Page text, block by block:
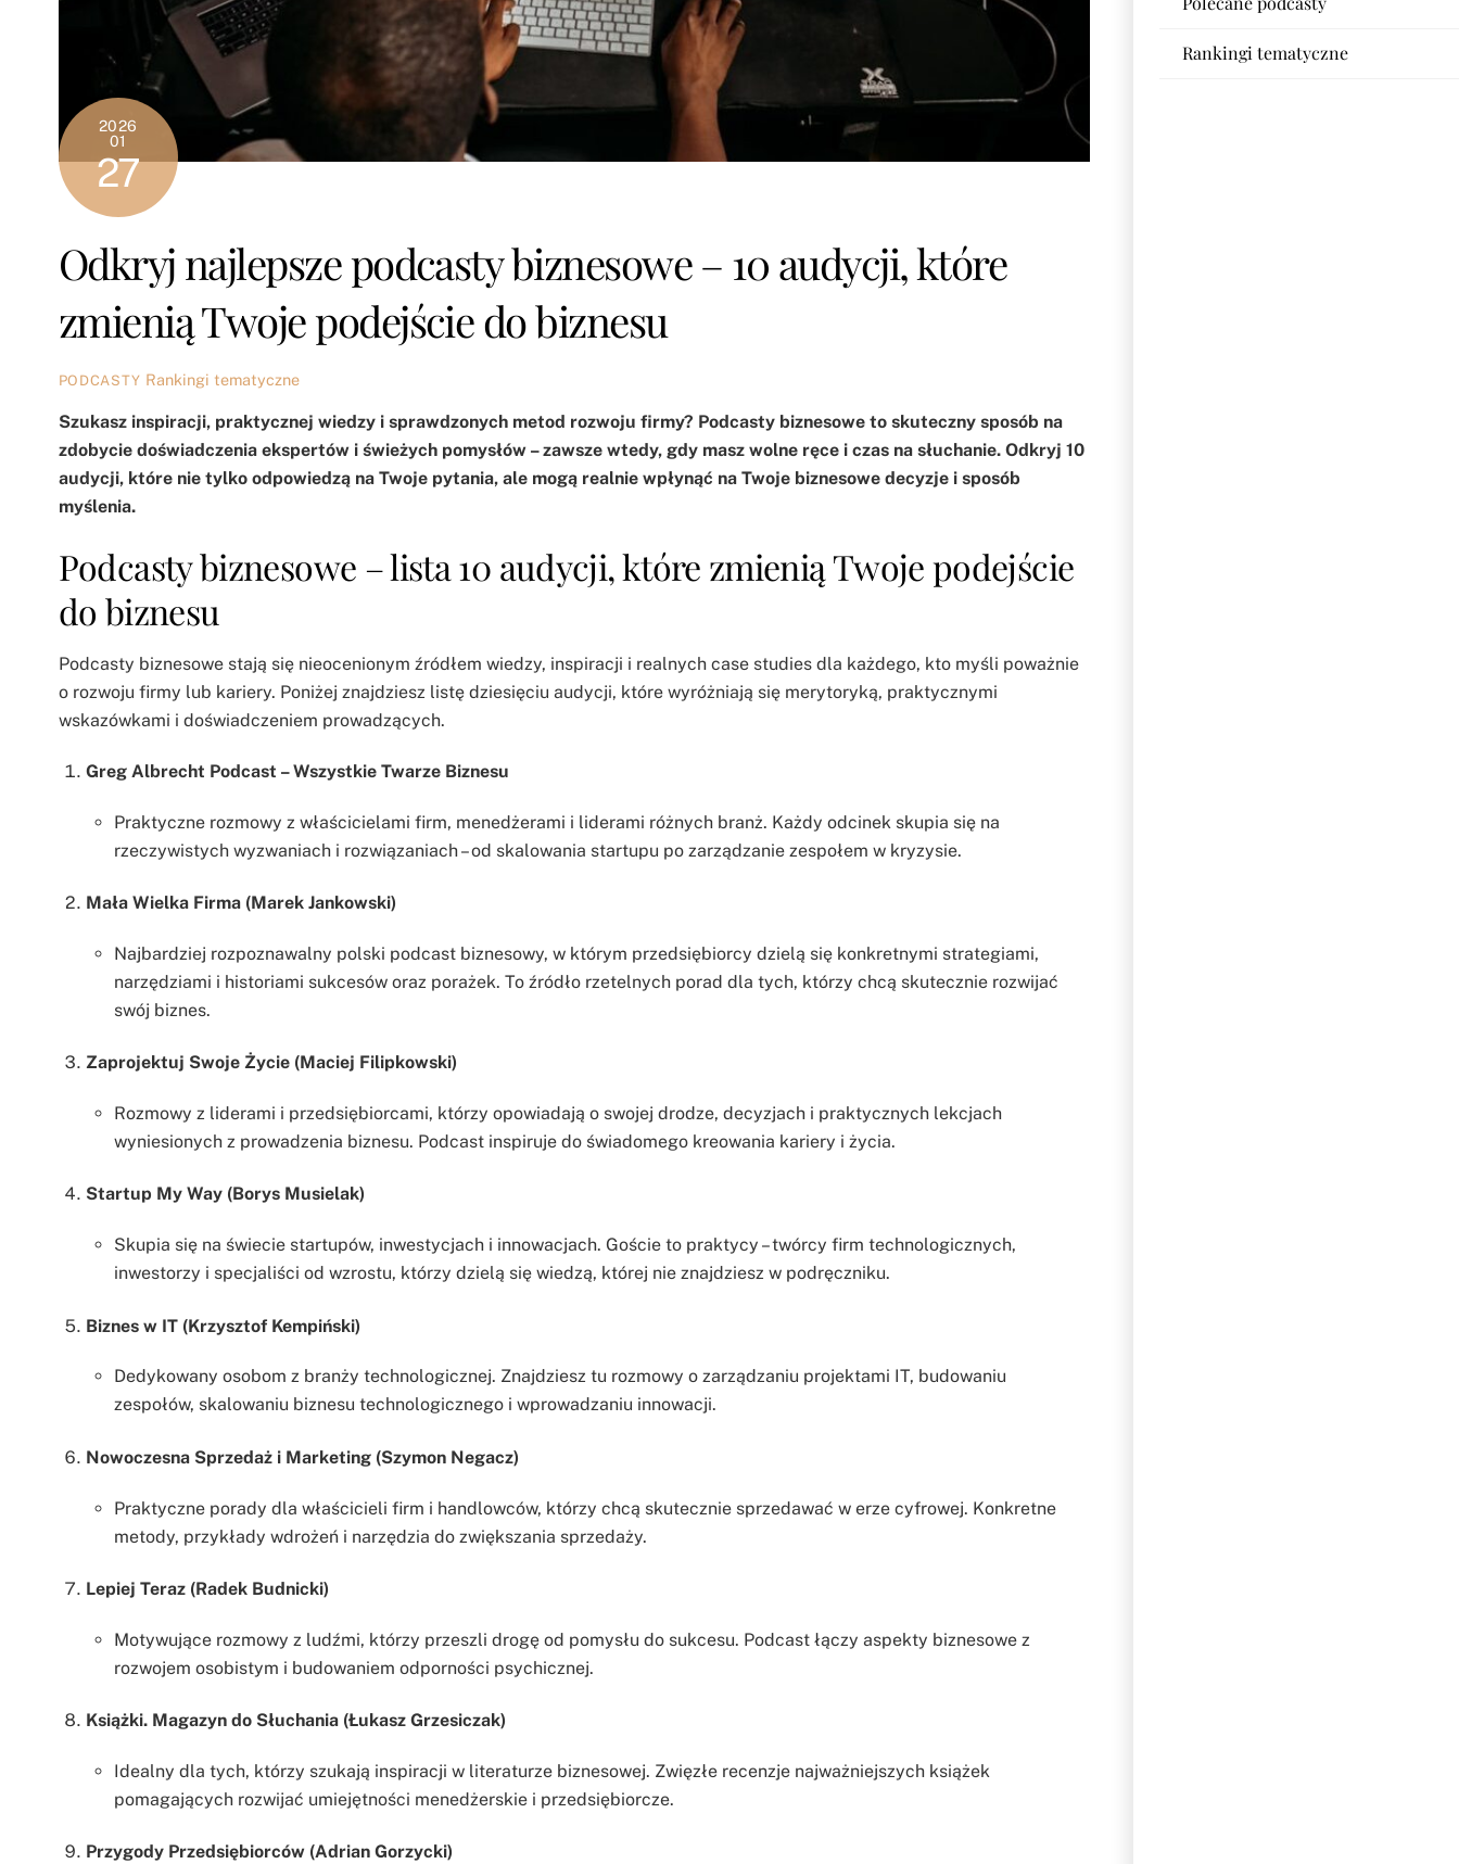
Rankingi tematyczne
2026
01
27
Odkryj najlepsze podcasty biznesowe – 10 audycji, które
zmienią Twoje podejście do biznesu
PODCASTY Rankingi tematyczne
Szukasz inspiracji, praktycznej wiedzy i sprawdzonych metod rozwoju firmy? Podcasty biznesowe to skuteczny sposób na
zdobycie doświadczenia ekspertów i świeżych pomysłów – zawsze wtedy, gdy masz wolne ręce i czas na słuchanie. Odkryj 10
audycji, które nie tylko odpowiedzą na Twoje pytania, ale mogą realnie wpłynąć na Twoje biznesowe decyzje i sposób
myślenia.
Podcasty biznesowe – lista 10 audycji, które zmienią Twoje podejście
do biznesu
Podcasty biznesowe stają się nieocenionym źródłem wiedzy, inspiracji i realnych case studies dla każdego, kto myśli poważnie
o rozwoju firmy lub kariery. Poniżej znajdziesz listę dziesięciu audycji, które wyróżniają się merytoryką, praktycznymi
wskazówkami i doświadczeniem prowadzących.
Greg Albrecht Podcast – Wszystkie Twarze Biznesu
Praktyczne rozmowy z właścicielami firm, menedżerami i liderami różnych branż. Każdy odcinek skupia się na
rzeczywistych wyzwaniach i rozwiązaniach – od skalowania startupu po zarządzanie zespołem w kryzysie.
Mała Wielka Firma (Marek Jankowski)
Najbardziej rozpoznawalny polski podcast biznesowy, w którym przedsiębiorcy dzielą się konkretnymi strategiami,
narzędziami i historiami sukcesów oraz porażek. To źródło rzetelnych porad dla tych, którzy chcą skutecznie rozwijać
swój biznes.
Zaprojektuj Swoje Życie (Maciej Filipkowski)
Rozmowy z liderami i przedsiębiorcami, którzy opowiadają o swojej drodze, decyzjach i praktycznych lekcjach
wyniesionych z prowadzenia biznesu. Podcast inspiruje do świadomego kreowania kariery i życia.
Startup My Way (Borys Musielak)
Skupia się na świecie startupów, inwestycjach i innowacjach. Goście to praktycy – twórcy firm technologicznych,
inwestorzy i specjaliści od wzrostu, którzy dzielą się wiedzą, której nie znajdziesz w podręczniku.
Biznes w IT (Krzysztof Kempiński)
Dedykowany osobom z branży technologicznej. Znajdziesz tu rozmowy o zarządzaniu projektami IT, budowaniu
zespołów, skalowaniu biznesu technologicznego i wprowadzaniu innowacji.
Nowoczesna Sprzedaż i Marketing (Szymon Negacz)
Praktyczne porady dla właścicieli firm i handlowców, którzy chcą skutecznie sprzedawać w erze cyfrowej. Konkretne
metody, przykłady wdrożeń i narzędzia do zwiększania sprzedaży.
Lepiej Teraz (Radek Budnicki)
Motywujące rozmowy z ludźmi, którzy przeszli drogę od pomysłu do sukcesu. Podcast łączy aspekty biznesowe z
rozwojem osobistym i budowaniem odporności psychicznej.
Książki. Magazyn do Słuchania (Łukasz Grzesiczak)
Idealny dla tych, którzy szukają inspiracji w literaturze biznesowej. Zwięzłe recenzje najważniejszych książek
pomagających rozwijać umiejętności menedżerskie i przedsiębiorcze.
Przygody Przedsiębiorców (Adrian Gorzycki)